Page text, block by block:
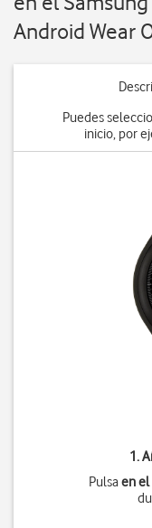
Android Wear
Puedes
inicio, por
1.
Pulsaen